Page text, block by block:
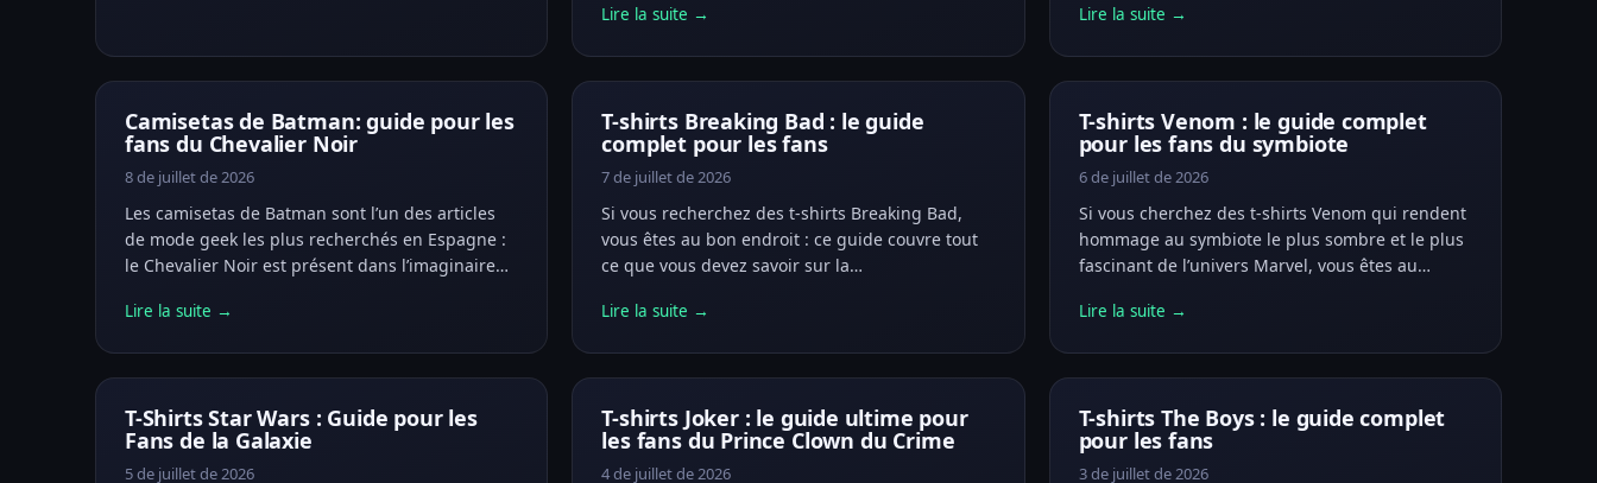
Lire la suite → Lire la suite →
Camisetas de Batman: guide pour les
fans du Chevalier Noir
8 de juillet de 2026
Les camisetas de Batman sont l’un des articles
de mode geek les plus recherchés en Espagne :
le Chevalier Noir est présent dans l’imaginaire…
Lire la suite →
T-shirts Breaking Bad : le guide
complet pour les fans
7 de juillet de 2026
Si vous recherchez des t-shirts Breaking Bad,
vous êtes au bon endroit : ce guide couvre tout
ce que vous devez savoir sur la…
Lire la suite →
T-shirts Venom : le guide complet
pour les fans du symbiote
6 de juillet de 2026
Si vous cherchez des t-shirts Venom qui rendent
hommage au symbiote le plus sombre et le plus
fascinant de l’univers Marvel, vous êtes au…
Lire la suite →
T-Shirts Star Wars : Guide pour les
Fans de la Galaxie
5 de juillet de 2026
T-shirts Joker : le guide ultime pour
les fans du Prince Clown du Crime
4 de juillet de 2026
T-shirts The Boys : le guide complet
pour les fans
3 de juillet de 2026